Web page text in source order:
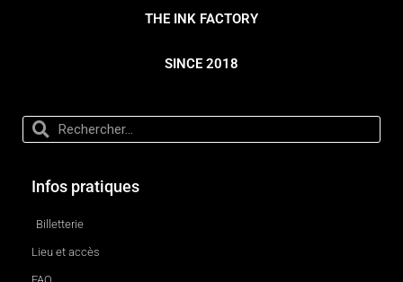
THE INK FACTORY
SINCE 2018
Infos pratiques
Billetterie
Lieu et accès